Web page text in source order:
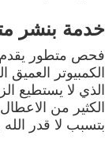
خدمة بنشر
فحص متطور يقدم
الكمبيوتر
الذي لا يستطيع
الكثير من
بتسبب لا قدر